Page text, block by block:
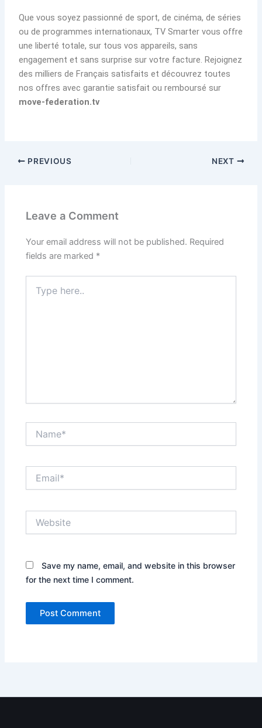
Que vous soyez passionné de sport, de cinéma, de séries
ou de programmes internationaux, TV Smarter vous offre
une liberté totale, sur tous vos appareils, sans
engagement et sans surprise sur votre facture. Rejoignez
des milliers de Français satisfaits et découvrez toutes
nos offres avec garantie satisfait ou remboursé sur
move-federation.tv
PREVIOUS NEXT
Leave a Comment
Your email address will not be published. Required
fields are marked *
here..
Save my name, email, and website in this browser
for the next time I comment.